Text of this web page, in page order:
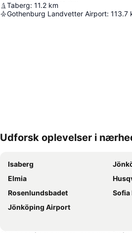
Taberg: 11.2 km
Gothenburg Landvetter Airport: 113.7
Udvid kort
Udforsk oplevelser i
Isaberg
Elmia
Rosenlundsbadet
Sofia
Jönköping Airport